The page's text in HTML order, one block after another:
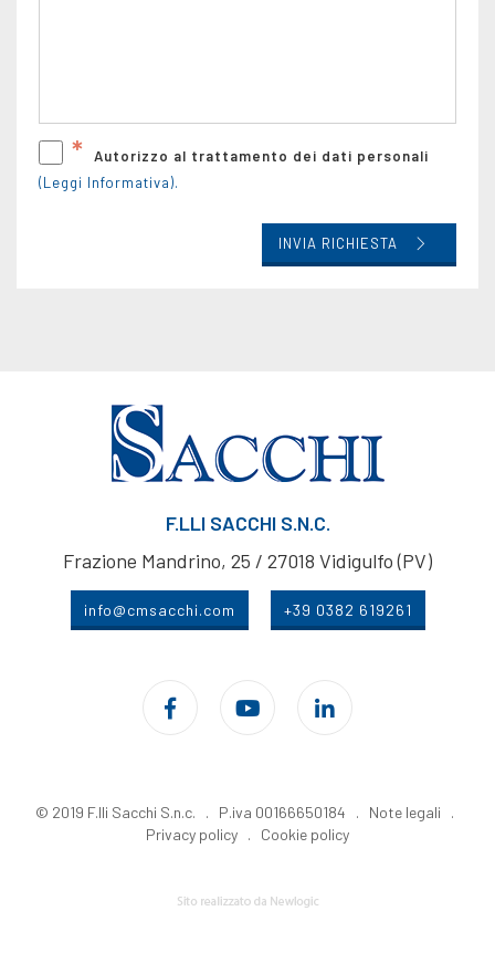
*
Autorizzo al trattamento dei dati personali
(Leggi Informativa).
INVIA RICHIESTA
F.LLI SACCHI S.N.C.
Frazione Mandrino, 25 / 27018 Vidigulfo (PV)
info@cmsacchi.com +39 0382 619261
© 2019 F.lli Sacchi S.n.c. . P.iva 00166650184 . Note legali .
Privacy policy . Cookie policy